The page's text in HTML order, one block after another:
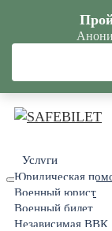
Услуги
Юридическая
Военный юрист
Военный билет
Независимая ВВК